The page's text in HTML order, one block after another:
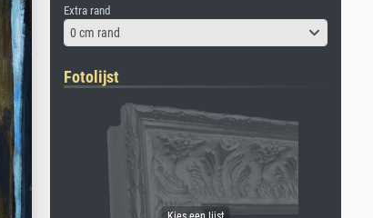
Extra rand
0 cm rand
Fotolijst